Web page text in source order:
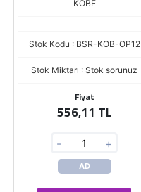
KOBE
Stok Kodu : BSR-KOB-OP12
Stok Miktarı : Stok sorunuz
Fiyat
556,11 TL
- +
AD